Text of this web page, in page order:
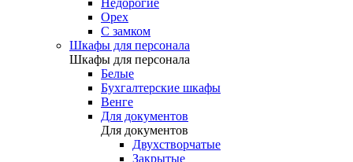
Недорогие
Орех
С замком
Шкафы для персонала
Шкафы для персонала
Белые
Бухгалтерские шкафы
Венге
Для документов
Для документов
Двухстворчатые
Закрытые